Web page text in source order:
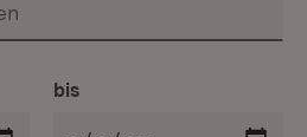
bis